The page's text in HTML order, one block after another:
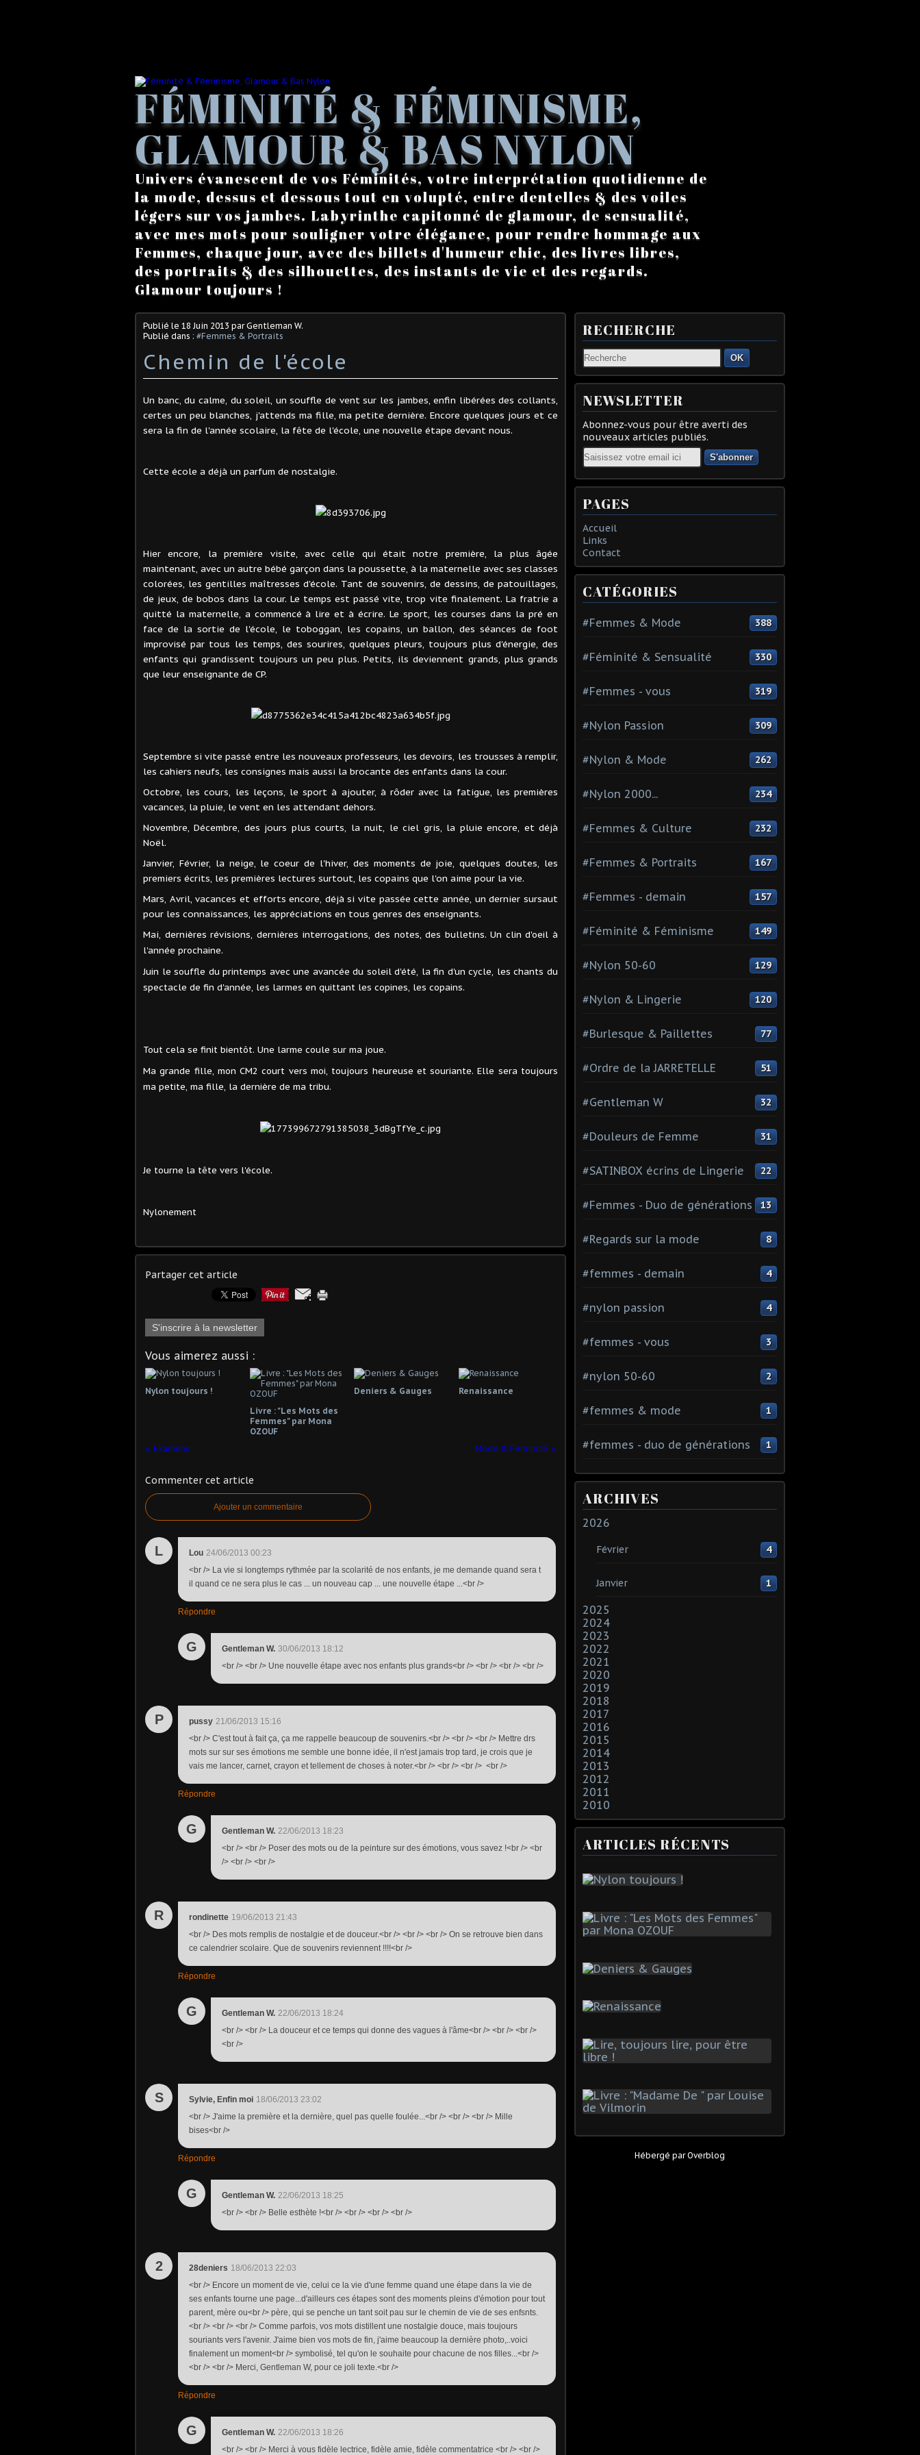
FÉMINITÉ & FÉMINISME,
GLAMOUR & BAS NYLON
Univers évanescent de vos Féminités, votre interprétation quotidienne de
la mode, dessus et dessous tout en volupté, entre dentelles & des voiles
légers sur vos jambes. Labyrinthe capitonné de glamour, de sensualité,
avec mes mots pour souligner votre élégance, pour rendre hommage aux
Femmes, chaque jour, avec des billets d'humeur chic, des livres libres,
des portraits & des silhouettes, des instants de vie et des regards.
Glamour toujours !
Publié le 18 Juin 2013 par Gentleman W.
Publié dans : #Femmes & Portraits
Chemin de l'école
Un banc, du calme, du soleil, un souffle de vent sur les jambes, enfin libérées des collants,
certes un peu blanches, j'attends ma fille, ma petite dernière. Encore quelques jours et ce
sera la fin de l'année scolaire, la fête de l'école, une nouvelle étape devant nous.
Cette école a déjà un parfum de nostalgie.
Hier encore, la première visite, avec celle qui était notre première, la plus âgée
maintenant, avec un autre bébé garçon dans la poussette, à la maternelle avec ses classes
colorées, les gentilles maîtresses d'école. Tant de souvenirs, de dessins, de patouillages,
de jeux, de bobos dans la cour. Le temps est passé vite, trop vite finalement. La fratrie a
quitté la maternelle, a commencé à lire et à écrire. Le sport, les courses dans la pré en
face de la sortie de l'école, le toboggan, les copains, un ballon, des séances de foot
improvisé par tous les temps, des sourires, quelques pleurs, toujours plus d'énergie, des
enfants qui grandissent toujours un peu plus. Petits, ils deviennent grands, plus grands
que leur enseignante de CP.
Septembre si vite passé entre les nouveaux professeurs, les devoirs, les trousses à remplir,
les cahiers neufs, les consignes mais aussi la brocante des enfants dans la cour.
Octobre, les cours, les leçons, le sport à ajouter, à rôder avec la fatigue, les premières
vacances, la pluie, le vent en les attendant dehors.
Novembre, Décembre, des jours plus courts, la nuit, le ciel gris, la pluie encore, et déjà
Noël.
Janvier, Février, la neige, le coeur de l'hiver, des moments de joie, quelques doutes, les
premiers écrits, les premières lectures surtout, les copains que l'on aime pour la vie.
Mars, Avril, vacances et efforts encore, déjà si vite passée cette année, un dernier sursaut
pour les connaissances, les appréciations en tous genres des enseignants.
Mai, dernières révisions, dernières interrogations, des notes, des bulletins.Un clin d'oeil à
l'année prochaine.
Juin le souffle du printemps avec une avancée du soleil d'été, la fin d'un cycle, les chants du
spectacle de fin d'année, les larmes en quittant les copines, les copains.
Tout cela se finit bientôt. Une larme coule sur ma joue.
Ma grande fille, mon CM2 court vers moi, toujours heureuse et souriante. Elle sera toujours
ma petite, ma fille, la dernière de ma tribu.
Je tourne la tête vers l'école.
Nylonement
Partager cet article
S'inscrire à la newsletter
Vous aimerez aussi :
Nylon toujours !
Livre : "Les Mots des
Femmes" par Mona
OZOUF
Deniers & Gauges Renaissance
Examens Mode & Féminité
Commenter cet article
Ajouter un commentaire
L Lou 24/06/2013 00:23
<br /> La vie si longtemps rythmée par la scolarité de nos enfants, je me demande quand sera t
il quand ce ne sera plus le cas ... un nouveau cap ... une nouvelle étape ...<br />
Répondre
G Gentleman W. 30/06/2013 18:12
<br /> <br /> Une nouvelle étape avec nos enfants plus grands<br /> <br /> <br /> <br />
P pussy 21/06/2013 15:16
<br /> C'est tout à fait ça, ça me rappelle beaucoup de souvenirs.<br /> <br /> <br /> Mettre drs
mots sur sur ses émotions me semble une bonne idée, il n'est jamais trop tard, je crois que je
vais me lancer, carnet, crayon et tellement de choses à noter.<br /> <br /> <br /> <br />
Répondre
G Gentleman W. 22/06/2013 18:23
<br /> <br /> Poser des mots ou de la peinture sur des émotions, vous savez !<br /> <br
/> <br /> <br />
R rondinette 19/06/2013 21:43
<br /> Des mots remplis de nostalgie et de douceur.<br /> <br /> <br /> On se retrouve bien dans
ce calendrier scolaire. Que de souvenirs reviennent !!!!<br />
Répondre
G Gentleman W. 22/06/2013 18:24
<br /> <br /> La douceur et ce temps qui donne des vagues à l'âme<br /> <br /> <br />
<br />
S Sylvie, Enfin moi 18/06/2013 23:02
<br /> J'aime la première et la dernière, quel pas quelle foulée...<br /> <br /> <br /> Mille
bises<br />
Répondre
G Gentleman W. 22/06/2013 18:25
<br /> <br /> Belle esthète !<br /> <br /> <br /> <br />
2 28deniers 18/06/2013 22:03
<br /> Encore un moment de vie, celui ce la vie d'une femme quand une étape dans la vie de
ses enfants tourne une page...d'ailleurs ces étapes sont des moments pleins d'émotion pour tout
parent, mère ou<br /> père, qui se penche un tant soit pau sur le chemin de vie de ses enfsnts.
<br /> <br /> <br /> Comme parfois, vos mots distillent une nostalgie douce, mais toujours
souriants vers l'avenir. J'aime bien vos mots de fin, j'aime beaucoup la dernière photo,..voici
finalement un moment<br /> symbolisé, tel qu'on le souhaite pour chacune de nos filles...<br />
<br /> <br /> Merci, Gentleman W, pour ce joli texte.<br />
Répondre
G Gentleman W. 22/06/2013 18:26
<br /> <br /> Merci à vous fidèle lectrice, fidèle amie, fidèle commentatrice <br /> <br />
RECHERCHE
OK
NEWSLETTER
Abonnez-vous pour être averti des
nouveaux articles publiés.
Email
PAGES
Accueil
Links
Contact
CATÉGORIES
#Femmes & Mode 388
#Féminité & Sensualité 330
#Femmes - vous 319
#Nylon Passion 309
#Nylon & Mode 262
#Nylon 2000... 234
#Femmes & Culture 232
#Femmes & Portraits 167
#Femmes - demain 157
#Féminité & Féminisme 149
#Nylon 50-60 129
#Nylon & Lingerie 120
#Burlesque & Paillettes 77
#Ordre de la JARRETELLE 51
#Gentleman W 32
#Douleurs de Femme 31
#SATINBOX écrins de Lingerie 22
#Femmes - Duo de générations 13
#Regards sur la mode 8
#femmes - demain 4
#nylon passion 4
#femmes - vous 3
#nylon 50-60 2
#femmes & mode 1
#femmes - duo de générations 1
ARCHIVES
2026
Février 4
Janvier 1
2025
2024
2023
2022
2021
2020
2019
2018
2017
2016
2015
2014
2013
2012
2011
2010
ARTICLES RÉCENTS
Hébergé parOverblog